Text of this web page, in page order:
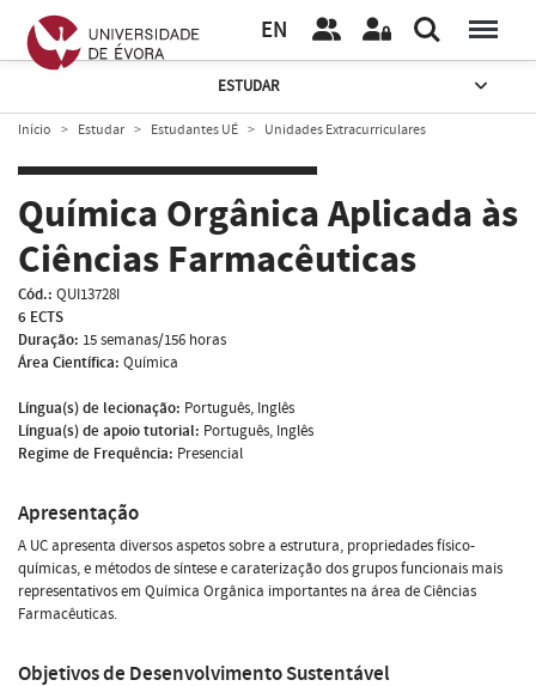
EN
ESTUDAR
Início Estudar Estudantes UÉ Unidades Extracurriculares
Química Orgânica Aplicada às
Ciências Farmacêuticas
Cód.: QUI13728I
6 ECTS
Duração: 15 semanas/156 horas
Área Científica: Química
Língua(s) de lecionação: Português, Inglês
Língua(s) de apoio tutorial: Português, Inglês
Regime de Frequência: Presencial
Apresentação
A UC apresenta diversos aspetos sobre a estrutura, propriedades físico-
químicas, e métodos de síntese e caraterização dos grupos funcionais mais
representativos em Química Orgânica importantes na área de Ciências
Farmacêuticas.
Objetivos de Desenvolvimento Sustentável